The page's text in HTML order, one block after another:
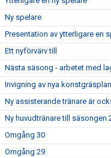
Ny spelare
Presentation av ytterligare en
Ett nyförvärv till
Nästa säsong - arbetet med
Invigning av nya
Ny assisterande tränare är
Ny huvudtränare till säsongen
Omgång 30
Omgång 29